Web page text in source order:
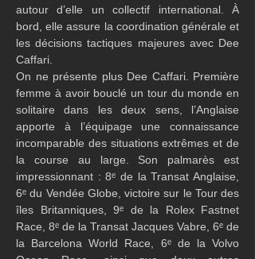
autour d’elle un collectif international. À
bord, elle assure la coordination générale et
les décisions tactiques majeures avec Dee
Caffari.
On ne présente plus Dee Caffari. Première
femme à avoir bouclé un tour du monde en
solitaire dans les deux sens, l’Anglaise
apporte à l’équipage une connaissance
incomparable des situations extrêmes et de
la course au large. Son palmarès est
impressionnant : 8ᵉ de la Transat Anglaise,
6ᵉ du Vendée Globe, victoire sur le Tour des
îles Britanniques, 9ᵉ de la Rolex Fastnet
Race, 8ᵉ de la Transat Jacques Vabre, 6ᵉ de
la Barcelona World Race, 6ᵉ de la Volvo